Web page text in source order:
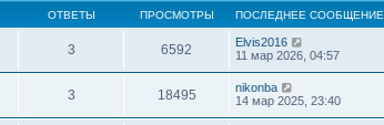
ОТВЕТЫ ПРОСМОТРЫ ПОСЛЕДНЕЕ СООБЩЕНИЕ
3 6592
Elvis2016
11 мар 2026, 04:57
3 18495
nikonba
14 мар 2025, 23:40